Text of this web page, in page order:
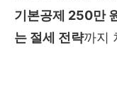
기본공제 250만
는 절세 전략까지